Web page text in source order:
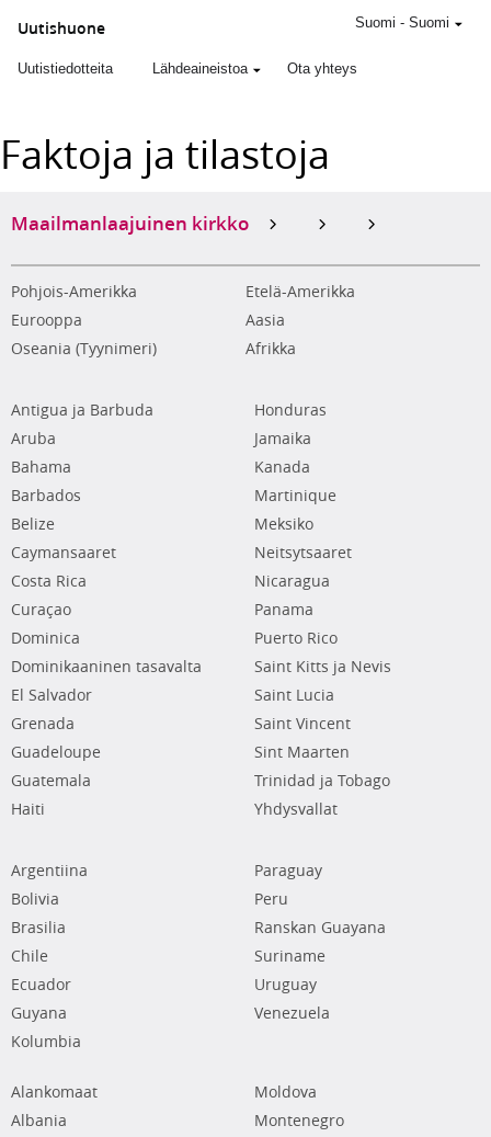
Uutishuone
Uutistiedotteita Lähdeaineistoa Ota yhteys
Suomi - Suomi
Faktoja ja tilastoja
Maailmanlaajuinen kirkko
Pohjois-Amerikka
Etelä-Amerikka
Eurooppa
Aasia
Oseania (Tyynimeri)
Afrikka
Antigua ja Barbuda
Aruba
Bahama
Barbados
Belize
Caymansaaret
Costa Rica
Curaçao
Dominica
Dominikaaninen tasavalta
El Salvador
Grenada
Guadeloupe
Guatemala
Haiti
Honduras
Jamaika
Kanada
Martinique
Meksiko
Neitsytsaaret
Nicaragua
Panama
Puerto Rico
Saint Kitts ja Nevis
Saint Lucia
Saint Vincent
Sint Maarten
Trinidad ja Tobago
Yhdysvallat
Argentiina
Bolivia
Brasilia
Chile
Ecuador
Guyana
Kolumbia
Paraguay
Peru
Ranskan Guayana
Suriname
Uruguay
Venezuela
Alankomaat
Albania
Moldova
Montenegro